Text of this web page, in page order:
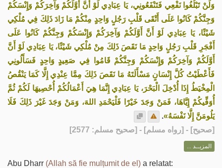
وَلَنْ تَبْلُغُوا نَفْعِي فَتَنْفَعُونِي، يَا عِبَادِي لَوْ أَنَّ أَوَّلَكُمْ وَآخِرَكُمْ وَإِنْسَكُمْ
وَجِنَّكُمْ كَانُوا عَلَى أَتْقَى قَلْبِ رَجُلٍ وَاحِدٍ مِنْكُمْ مَا زَادَ ذَلِكَ فِي مُلْكِي
شَيْئًا، يَا عِبَادِي لَوْ أَنَّ أَوَّلَكُمْ وَآخِرَكُمْ وَإِنْسَكُمْ وَجِنَّكُمْ كَانُوا عَلَى
أَفْجَرِ قَلْبِ رَجُلٍ وَاحِدٍ مَا نَقَصَ ذَلِكَ مِنْ مُلْكِي شَيْئًا، يَا عِبَادِي لَوْ أَنَّ
أَوَّلَكُمْ وَآخِرَكُمْ وَإِنْسَكُمْ وَجِنَّكُمْ قَامُوا فِي صَعِيدٍ وَاحِدٍ فَسَأَلُونِي
فَأَعْطَيْتُ كُلَّ إِنْسَانٍ مَسْأَلَتَهُ مَا نَقَصَ ذَلِكَ مِمَّا عِنْدِي إِلَّا كَمَا يَنْقُصُ
الْمِخْيَطُ إِذَا أُدْخِلَ الْبَحْرَ، يَا عِبَادِي إِنَّمَا هِيَ أَعْمَالُكُمْ أُحْصِيهَا لَكُمْ ثُمَّ
أُوَفِّيكُمْ إِيَّاهَا، فَمَنْ وَجَدَ خَيْرًا فَلْيَحْمَدِ اللهَ، وَمَنْ وَجَدَ غَيْرَ ذَلِكَ فَلَا
يَلُومَنَّ إِلَّا نَفْسَهُ».
[صحيح] - [رواه مسلم] - [صحيح مسلم: 2577]
المزيــد ...
Abu Dharr (Allah să fie mulțumit de el) a relatat: